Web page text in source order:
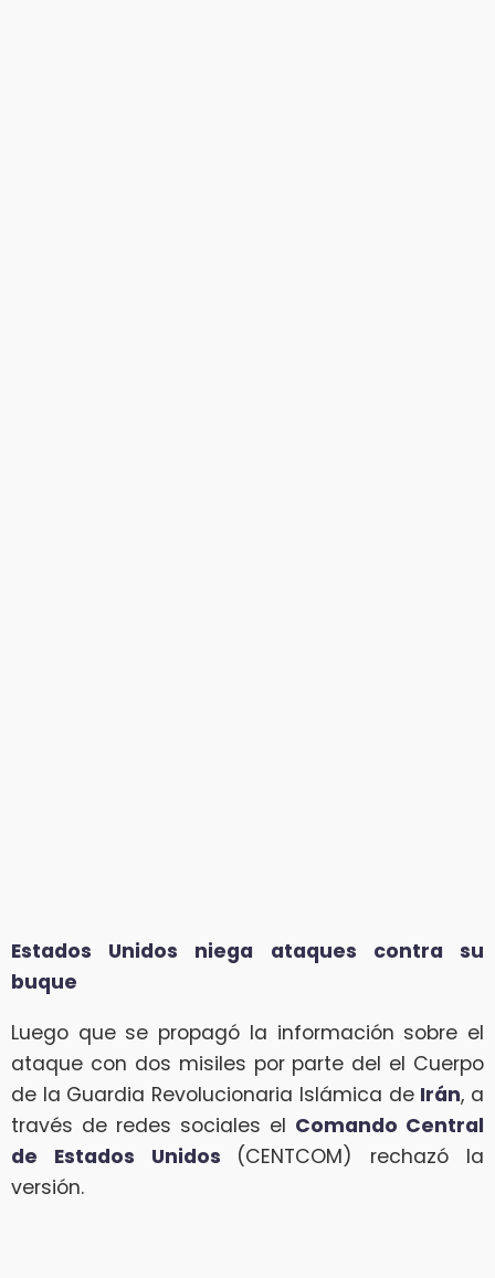
Estados Unidos niega ataques contra su
buque
Luego que se propagó la información sobre el
ataque con dos misiles por parte del el Cuerpo
de la Guardia Revolucionaria Islámica de Irán, a
través de redes sociales el Comando Central
de Estados Unidos (CENTCOM) rechazó la
versión.